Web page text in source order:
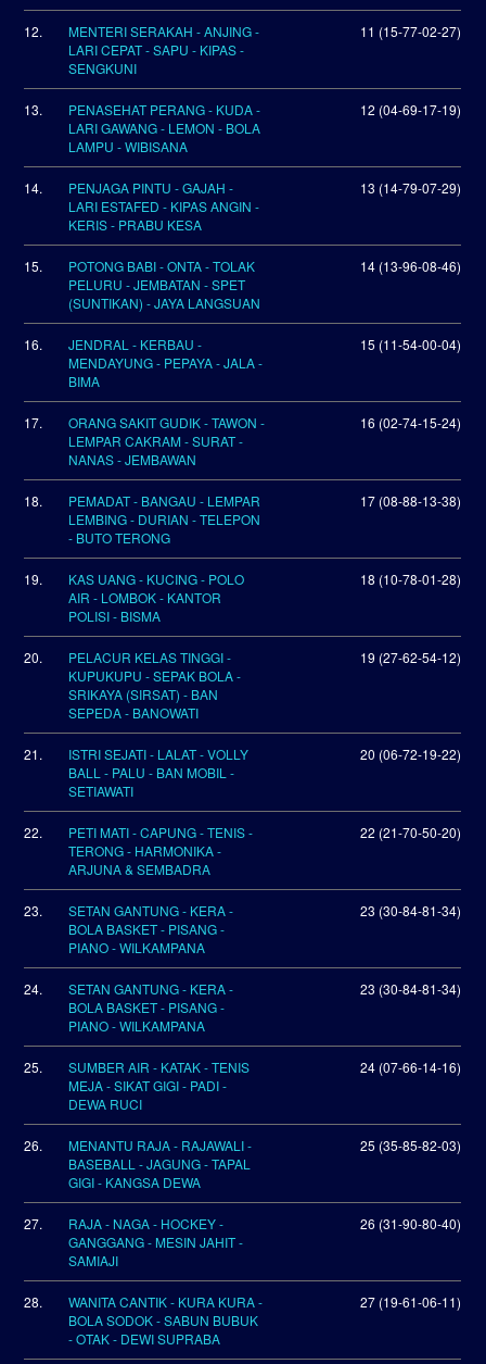
12.
MENTERI SERAKAH - ANJING -
LARI CEPAT - SAPU - KIPAS -
SENGKUNI
11 (15-77-02-27)
13.
PENASEHAT PERANG - KUDA -
LARI GAWANG - LEMON - BOLA
LAMPU - WIBISANA
12 (04-69-17-19)
14.
PENJAGA PINTU - GAJAH -
LARI ESTAFED - KIPAS ANGIN -
KERIS - PRABU KESA
13 (14-79-07-29)
15.
POTONG BABI - ONTA - TOLAK
PELURU - JEMBATAN - SPET
(SUNTIKAN) - JAYA LANGSUAN
14 (13-96-08-46)
16.
JENDRAL - KERBAU -
MENDAYUNG - PEPAYA - JALA -
BIMA
15 (11-54-00-04)
17.
ORANG SAKIT GUDIK - TAWON -
LEMPAR CAKRAM - SURAT -
NANAS - JEMBAWAN
16 (02-74-15-24)
18.
PEMADAT - BANGAU - LEMPAR
LEMBING - DURIAN - TELEPON
- BUTO TERONG
17 (08-88-13-38)
19.
KAS UANG - KUCING - POLO
AIR - LOMBOK - KANTOR
POLISI - BISMA
18 (10-78-01-28)
20.
PELACUR KELAS TINGGI -
KUPUKUPU - SEPAK BOLA -
SRIKAYA (SIRSAT) - BAN
SEPEDA - BANOWATI
19 (27-62-54-12)
21.
ISTRI SEJATI - LALAT - VOLLY
BALL - PALU - BAN MOBIL -
SETIAWATI
20 (06-72-19-22)
22.
PETI MATI - CAPUNG - TENIS -
TERONG - HARMONIKA -
ARJUNA & SEMBADRA
22 (21-70-50-20)
23.
SETAN GANTUNG - KERA -
BOLA BASKET - PISANG -
PIANO - WILKAMPANA
23 (30-84-81-34)
24.
SETAN GANTUNG - KERA -
BOLA BASKET - PISANG -
PIANO - WILKAMPANA
23 (30-84-81-34)
25.
SUMBER AIR - KATAK - TENIS
MEJA - SIKAT GIGI - PADI -
DEWA RUCI
24 (07-66-14-16)
26.
MENANTU RAJA - RAJAWALI -
BASEBALL - JAGUNG - TAPAL
GIGI - KANGSA DEWA
25 (35-85-82-03)
27.
RAJA - NAGA - HOCKEY -
GANGGANG - MESIN JAHIT -
SAMIAJI
26 (31-90-80-40)
28.
WANITA CANTIK - KURA KURA -
BOLA SODOK - SABUN BUBUK
- OTAK - DEWI SUPRABA
27 (19-61-06-11)